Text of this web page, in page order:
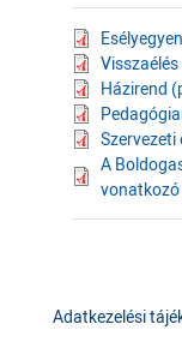
Házirend
A
vonatkozó
Adatkezelési